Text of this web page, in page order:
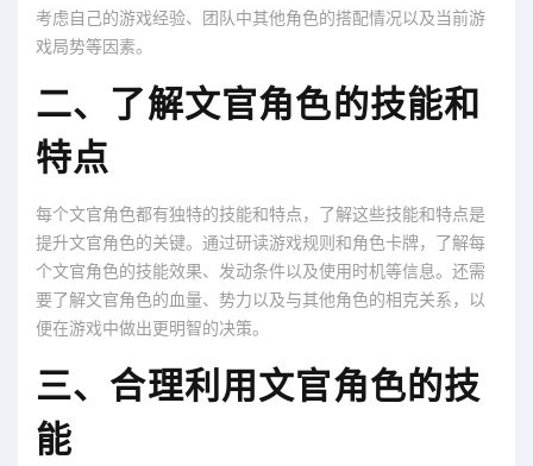
考虑自己的游戏经验、团队中其他角色的搭配情况以及当前游
戏局势等因素。
二、了解文官角色的技能和
特点
每个文官角色都有独特的技能和特点，了解这些技能和特点是
提升文官角色的关键。通过研读游戏规则和角色卡牌，了解每
个文官角色的技能效果、发动条件以及使用时机等信息。还需
要了解文官角色的血量、势力以及与其他角色的相克关系，以
便在游戏中做出更明智的决策。
三、合理利用文官角色的技
能